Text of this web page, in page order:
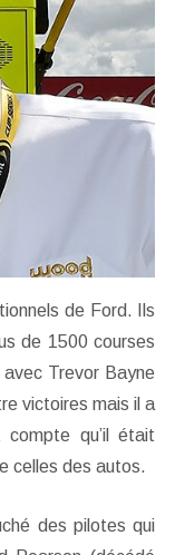
de Ford. Ils
de 1500 courses
Trevor Bayne
victoires mais il a
qu’il était
celles des autos.
des pilotes qui